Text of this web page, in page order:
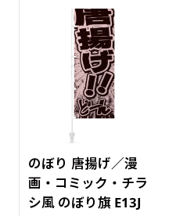
のぼり 唐揚げ／漫
画・コミック・チラ
シ風 のぼり旗 E13J